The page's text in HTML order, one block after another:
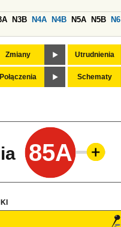
N3B N4A N4B N5A N5B N6
Zmiany Utrudnienia
Połączenia Schematy
85A